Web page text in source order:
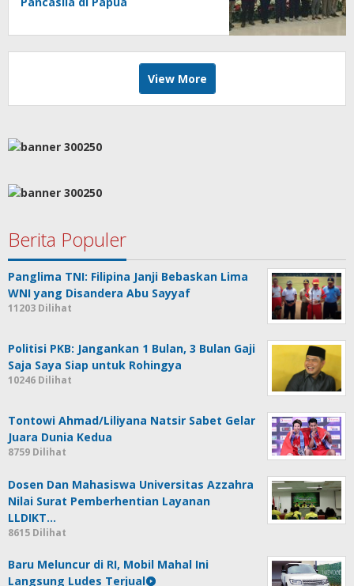
View More
Berita Populer
Panglima TNI: Filipina Janji Bebaskan Lima
WNI yang Disandera Abu Sayyaf
11203 Dilihat
Politisi PKB: Jangankan 1 Bulan, 3 Bulan Gaji
Saja Saya Siap untuk Rohingya
10246 Dilihat
Tontowi Ahmad/Liliyana Natsir Sabet Gelar
Juara Dunia Kedua
8759 Dilihat
Dosen Dan Mahasiswa Universitas Azzahra
Nilai Surat Pemberhentian Layanan
LLDIKT…
8615 Dilihat
Baru Meluncur di RI, Mobil Mahal Ini
Langsung Ludes Terjual